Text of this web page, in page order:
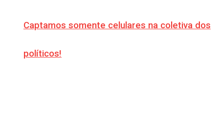
Captamos somente celulares na coletiva dos
políticos!